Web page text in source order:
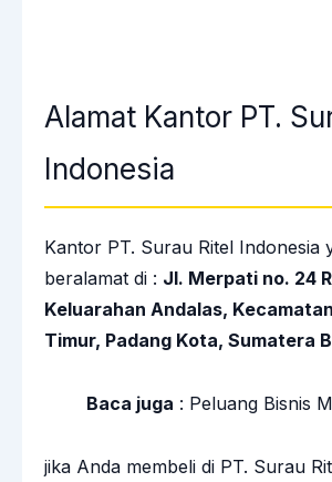
Alamat Kantor PT.
Indonesia
Kantor PT. Surau Ritel Indonesia
beralamat di : Jl. Merpati no. 24
Keluarahan Andalas,
Timur, Padang Kota, Sumatera
Baca juga : Peluang Bisnis
jika Anda membeli di PT. Surau